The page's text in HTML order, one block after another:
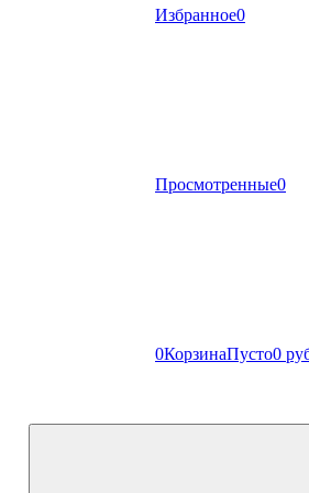
Избранное0
Просмотренные0
0КорзинаПусто0